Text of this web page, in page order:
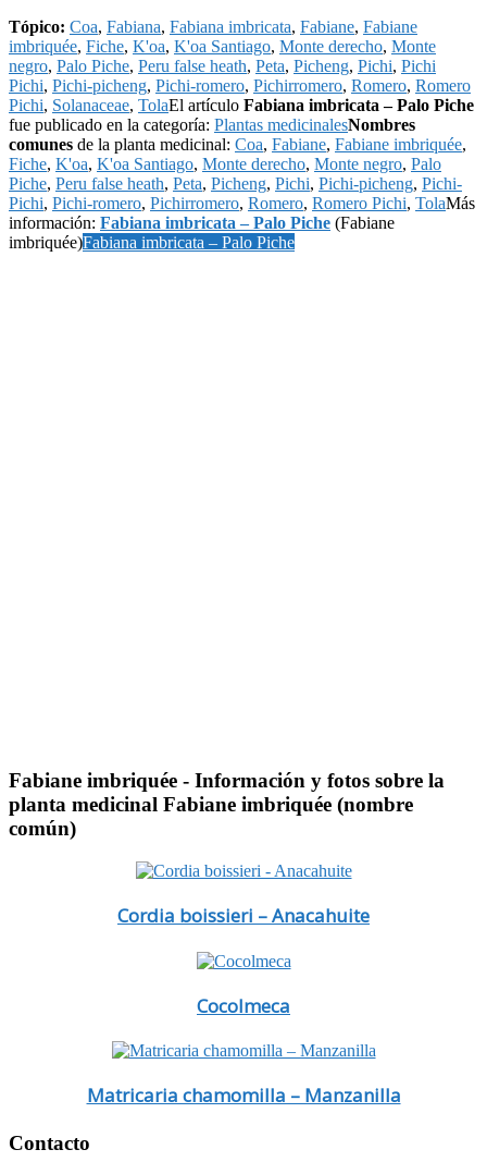
Tópico: Coa, Fabiana, Fabiana imbricata, Fabiane, Fabiane
imbriquée, Fiche, K'oa, K'oa Santiago, Monte derecho, Monte
negro, Palo Piche, Peru false heath, Peta, Picheng, Pichi, Pichi
Pichi, Pichi-picheng, Pichi-romero, Pichirromero, Romero, Romero
Pichi, Solanaceae, TolaEl artículo Fabiana imbricata – Palo Piche
fue publicado en la categoría: Plantas medicinalesNombres
comunes de la planta medicinal: Coa, Fabiane, Fabiane imbriquée,
Fiche, K'oa, K'oa Santiago, Monte derecho, Monte negro, Palo
Piche, Peru false heath, Peta, Picheng, Pichi, Pichi-picheng, Pichi-
Pichi, Pichi-romero, Pichirromero, Romero, Romero Pichi, TolaMás
información: Fabiana imbricata – Palo Piche (Fabiane
imbriquée)Fabiana imbricata – Palo Piche
Fabiane imbriquée - Información y fotos sobre la
planta medicinal Fabiane imbriquée (nombre
común)
Cordia boissieri – Anacahuite
Cocolmeca
Matricaria chamomilla – Manzanilla
Footer
Contacto